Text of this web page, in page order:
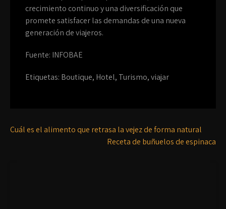
crecimiento continuo y una diversificación que
promete satisfacer las demandas de una nueva
generación de viajeros.
Fuente: INFOBAE
Etiquetas: Boutique, Hotel, Turismo,viajar
Cuál es el alimento que retrasa la vejez de forma natural
Receta de buñuelos de espinaca